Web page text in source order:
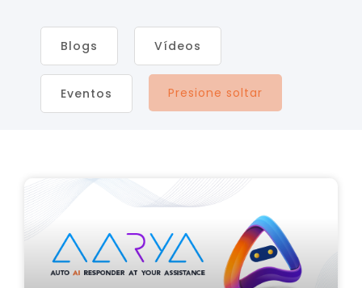
Blogs Vídeos
Eventos Presione soltar